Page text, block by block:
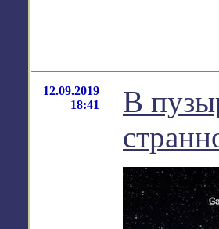
12.09.2019
18:41
В